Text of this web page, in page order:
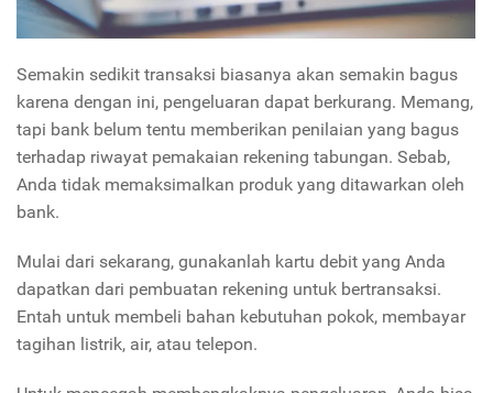
Semakin sedikit transaksi biasanya akan semakin bagus
karena dengan ini, pengeluaran dapat berkurang. Memang,
tapi bank belum tentu memberikan penilaian yang bagus
terhadap riwayat pemakaian rekening tabungan. Sebab,
Anda tidak memaksimalkan produk yang ditawarkan oleh
bank.
Mulai dari sekarang, gunakanlah kartu debit yang Anda
dapatkan dari pembuatan rekening untuk bertransaksi.
Entah untuk membeli bahan kebutuhan pokok, membayar
tagihan listrik, air, atau telepon.